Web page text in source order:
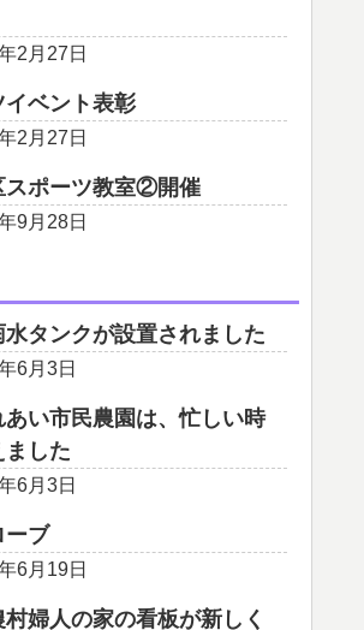
2月27日
イベント表彰
2月27日
スポーツ教室②開催
9月28日
水タンクが設置されました
6月3日
あい市民農園は、忙しい時
ました
6月3日
ーブ
6月19日
婦人の家の看板が新しく